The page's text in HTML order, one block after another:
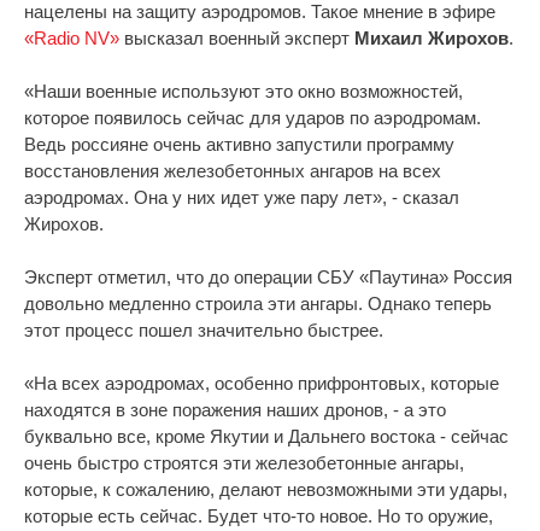
нацелены на защиту аэродромов. Такое мнение в эфире
«Radio NV» высказал военный эксперт Михаил Жирохов.
«Наши военные используют это окно возможностей,
которое появилось сейчас для ударов по аэродромам.
Ведь россияне очень активно запустили программу
восстановления железобетонных ангаров на всех
аэродромах. Она у них идет уже пару лет», - сказал
Жирохов.
Эксперт отметил, что до операции СБУ «Паутина» Россия
довольно медленно строила эти ангары. Однако теперь
этот процесс пошел значительно быстрее.
«На всех аэродромах, особенно прифронтовых, которые
находятся в зоне поражения наших дронов, - а это
буквально все, кроме Якутии и Дальнего востока - сейчас
очень быстро строятся эти железобетонные ангары,
которые, к сожалению, делают невозможными эти удары,
которые есть сейчас. Будет что-то новое. Но то оружие,